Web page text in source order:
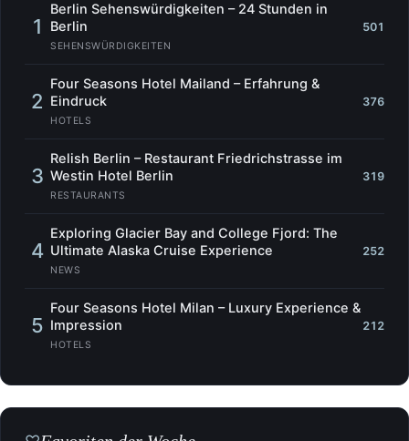
1
Berlin Sehenswürdigkeiten – 24 Stunden in
Berlin
SEHENSWÜRDIGKEITEN
501
2
Four Seasons Hotel Mailand – Erfahrung &
Eindruck
HOTELS
376
3
Relish Berlin – Restaurant Friedrichstrasse im
Westin Hotel Berlin
RESTAURANTS
319
4
Exploring Glacier Bay and College Fjord: The
Ultimate Alaska Cruise Experience
NEWS
252
5
Four Seasons Hotel Milan – Luxury Experience &
Impression
HOTELS
212